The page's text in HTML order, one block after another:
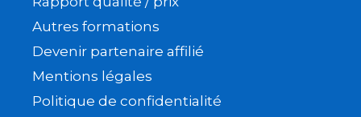
Autres formations
Devenir partenaire affilié
Mentions légales
Politique de confidentialité